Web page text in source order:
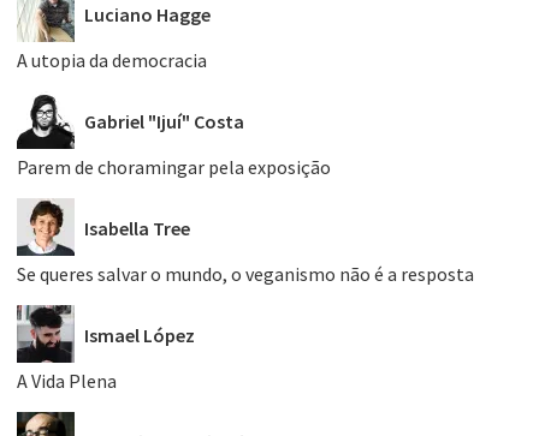
Luciano Hagge
A utopia da democracia
Gabriel "Ijuí" Costa
Parem de choramingar pela exposição
Isabella Tree
Se queres salvar o mundo, o veganismo não é a resposta
Ismael López
A Vida Plena